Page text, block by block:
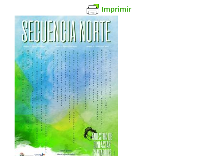
Imprimir